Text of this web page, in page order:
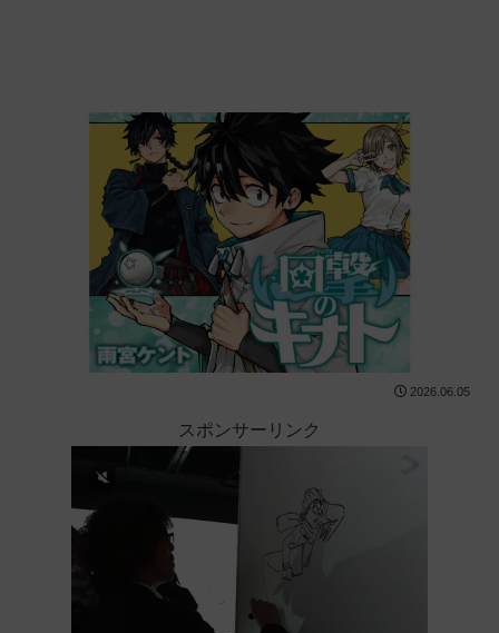
2026.06.05
スポンサーリンク